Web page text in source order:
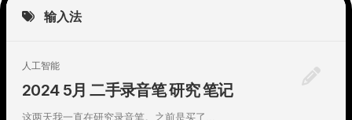
输入法
人工智能
2024 5月 二手录音笔 研究 笔记
这两天我一直在研究录音笔。之前是买了...